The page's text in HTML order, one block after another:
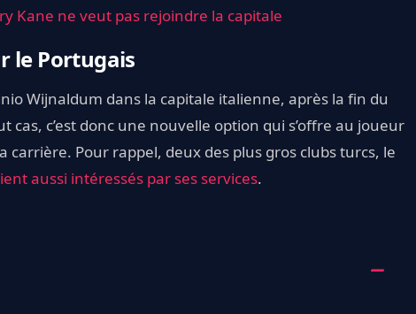
Kane ne veut pas rejoindre la capitale
le Portugais
Wijnaldum dans la capitale italienne, après la fin du
cas, c’est donc une nouvelle option qui s’offre au joueur
carrière. Pour rappel, deux des plus gros clubs turcs, le
aussi intéressés par ses services.